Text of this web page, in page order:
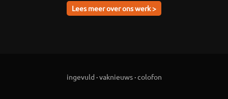
Lees meer over ons werk >
ingevuld ·vaknieuws·colofon